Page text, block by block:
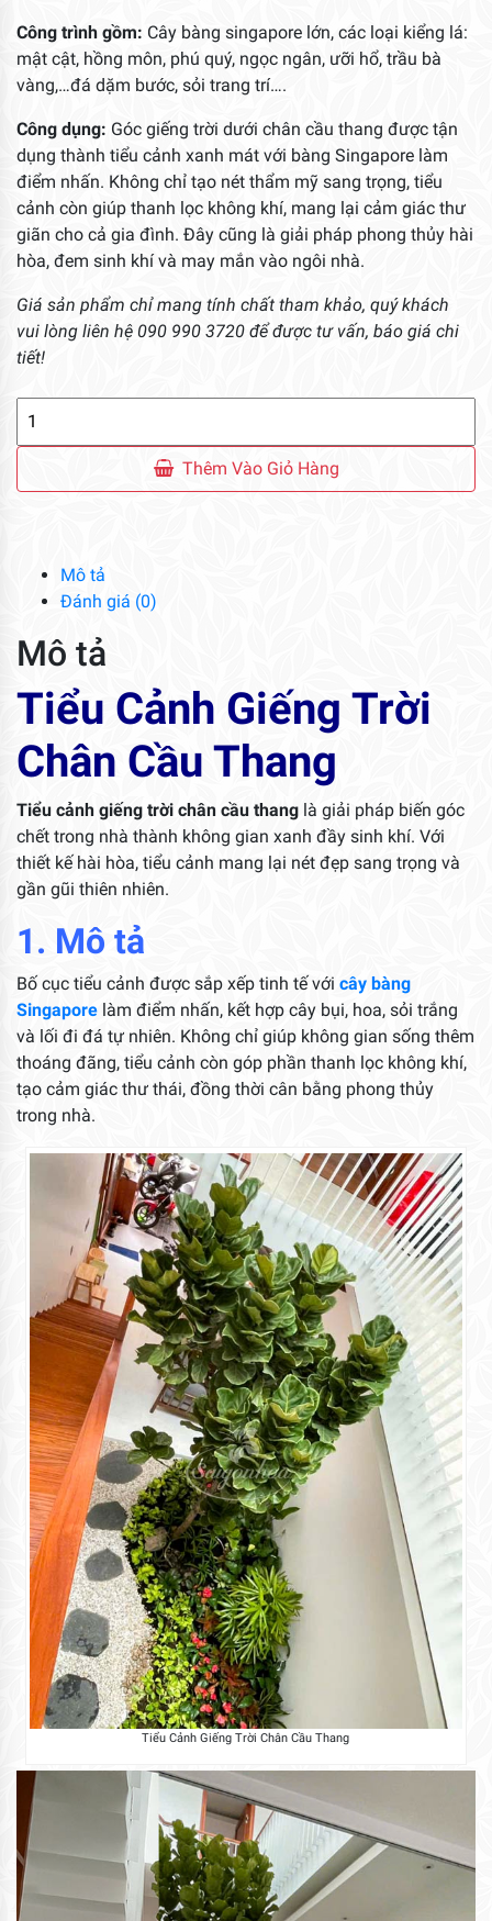
Công trình gồm: Cây bàng singapore lớn, các loại kiểng lá:
mật cật, hồng môn, phú quý, ngọc ngân, ưỡi hổ, trầu bà
vàng,…đá dặm bước, sỏi trang trí….
Công dụng: Góc giếng trời dưới chân cầu thang được tận
dụng thành tiểu cảnh xanh mát với bàng Singapore làm
điểm nhấn. Không chỉ tạo nét thẩm mỹ sang trọng, tiểu
cảnh còn giúp thanh lọc không khí, mang lại cảm giác thư
giãn cho cả gia đình. Đây cũng là giải pháp phong thủy hài
hòa, đem sinh khí và may mắn vào ngôi nhà.
Giá sản phẩm chỉ mang tính chất tham khảo, quý khách
vui lòng liên hệ 090 990 3720 để được tư vấn, báo giá chi
tiết!
Trời
Thang
Thêm Vào Giỏ Hàng
Mô tả
Đánh giá (0)
Mô tả
Tiểu Cảnh Giếng Trời
Chân Cầu Thang
Tiểu cảnh giếng trời chân cầu thang là giải pháp biến góc
chết trong nhà thành không gian xanh đầy sinh khí. Với
thiết kế hài hòa, tiểu cảnh mang lại nét đẹp sang trọng và
gần gũi thiên nhiên.
1. Mô tả
Bố cục tiểu cảnh được sắp xếp tinh tế với cây bàng
Singapore làm điểm nhấn, kết hợp cây bụi, hoa, sỏi trắng
và lối đi đá tự nhiên. Không chỉ giúp không gian sống thêm
thoáng đãng, tiểu cảnh còn góp phần thanh lọc không khí,
tạo cảm giác thư thái, đồng thời cân bằng phong thủy
trong nhà.
Tiểu Cảnh Giếng Trời Chân Cầu Thang